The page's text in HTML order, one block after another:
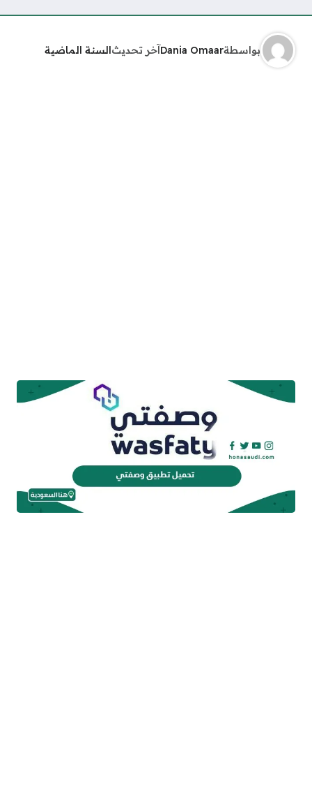
بواسطةDania Omaarآخر تحديثالسنة الماضية